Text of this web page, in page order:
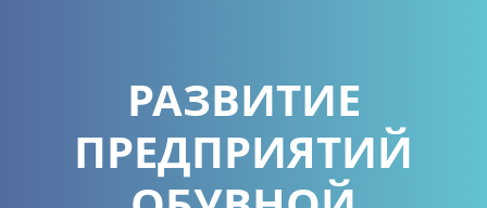
РАЗВИТИЕ
ПРЕДПРИЯТИЙ